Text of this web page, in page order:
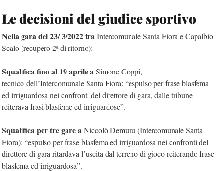
Le decisioni del giudice sportivo
Nella gara del 23/ 3/2022 traIntercomunale Santa Fiora e Capalbio
Scalo (recupero 2ª di ritorno):
Squalifica fino al 19 aprile aSimone Coppi,
tecnico dell’Intercomunale Santa Fiora: “espulso per frase blasfema
ed irriguardosa nei confronti del direttore di gara, dalle tribune
reiterava frasi blasfeme ed irriguardose”.
Squalifica per tre gare aNiccolò Demuru (Intercomunale Santa
Fiora): “espulso per frase blasfema ed irriguardosa nei confronti del
direttore di gara ritardava l’uscita dal terreno di gioco reiterando frase
blasfema ed irriguardosa”.